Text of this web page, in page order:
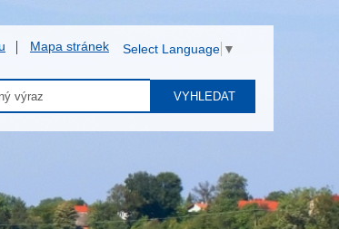
Mapa stránek Select Language ▼
VYHLEDAT